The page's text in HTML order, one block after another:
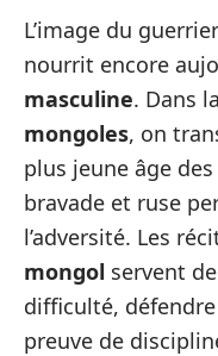
L’image du
nourrit encore
masculine. Dans la
mongoles, on
plus jeune âge
bravade et ruse
l’adversité. Les
mongol servent
difficulté,
preuve de